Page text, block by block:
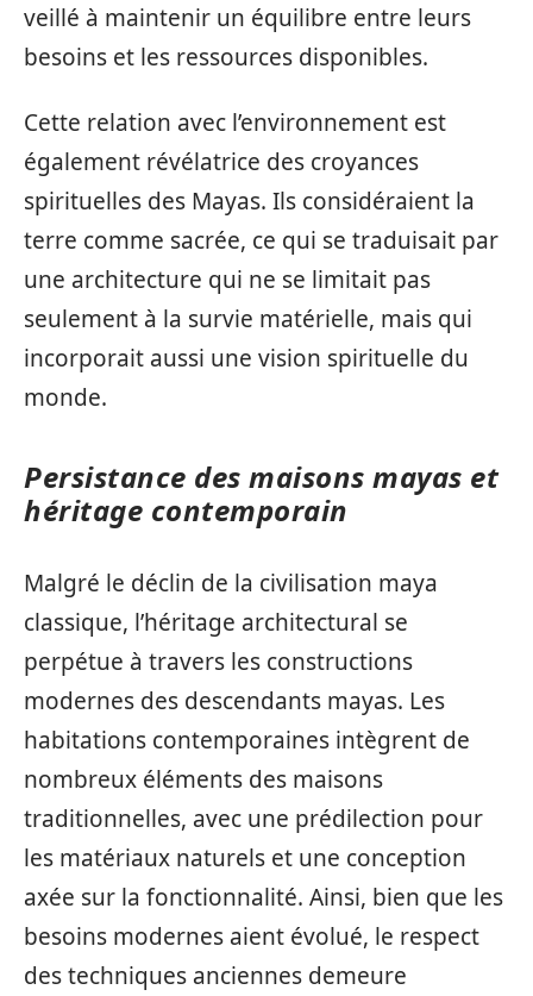
veillé à maintenir un équilibre entre leurs
besoins et les ressources disponibles.
Cette relation avec l’environnement est
également révélatrice des croyances
spirituelles des Mayas. Ils considéraient la
terre comme sacrée, ce qui se traduisait par
une architecture qui ne se limitait pas
seulement à la survie matérielle, mais qui
incorporait aussi une vision spirituelle du
monde.
Persistance des maisons mayas et
héritage contemporain
Malgré le déclin de la civilisation maya
classique, l’héritage architectural se
perpétue à travers les constructions
modernes des descendants mayas. Les
habitations contemporaines intègrent de
nombreux éléments des maisons
traditionnelles, avec une prédilection pour
les matériaux naturels et une conception
axée sur la fonctionnalité. Ainsi, bien que les
besoins modernes aient évolué, le respect
des techniques anciennes demeure